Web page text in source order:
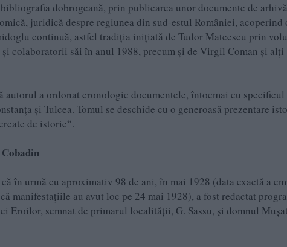
dobrogeană, prin publicarea unor documente de
juridică despre regiunea din sud-estul României, acoperind
continuă, astfel tradiţia iniţiată de Tudor Mateescu prin
colaboratorii săi în anul 1988, precum şi de Virgil Coman şi alţi
autorul a ordonat cronologic documentele, întocmai cu specificul
şi Tulcea. Tomul se deschide cu o generoasă prezentare
de istorie“.
în urmă cu aproximativ 98 de ani, în mai 1928 (data exactă a
manifestațiile au avut loc pe 24 mai 1928), a fost redactat
Eroilor, semnat de primarul localității, G. Sassu, și domnul